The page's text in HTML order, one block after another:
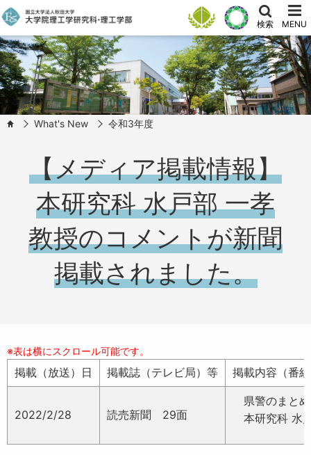
検索 MENU
HOMEWhat's New 令和3年度
【メディア掲載情報】
本研究科 水戸部 一孝
教授のコメントが新聞
掲載されました。
掲載（放送）日 掲載誌（テレビ局）等 掲載内容（番
2022/2/28 読売新聞 29面
県警のまとめ
本研究科 水